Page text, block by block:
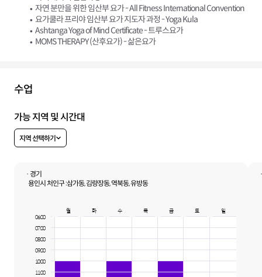
자연 분만을 위한 임산부 요가 - All Fitness International Convention
요가쿨라 프리야 임산부 요가 지도자 과정 - Yoga Kula
Ashtanga Yoga of Mind Certificate - 트루스요가
MOMS THERAPY (산후요가) - 삶은요가
수업
가능 지역 및 시간대
지역 선택하기
· 경기
용인시 처인구 :삼가동, 김량장동, 역북동, 유방동
월 화 수 목 금 토
일
06:00
07:00
08:00
09:00
10:00
11:00